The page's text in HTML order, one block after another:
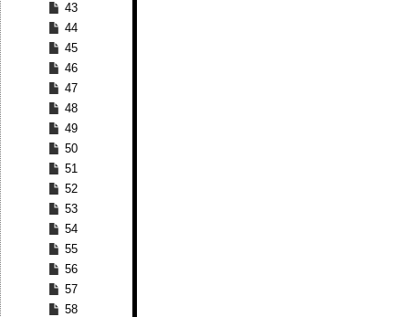
43
44
45
46
47
48
49
50
51
52
53
54
55
56
57
58